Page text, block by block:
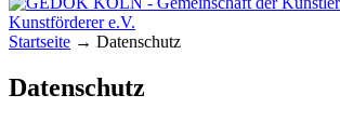
GEDOK KÖLN
Gemeinschaft der
Kunstförderer e.V.
Startseite → Datenschutz
Datenschutz